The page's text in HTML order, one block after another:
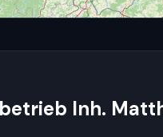
Inh.